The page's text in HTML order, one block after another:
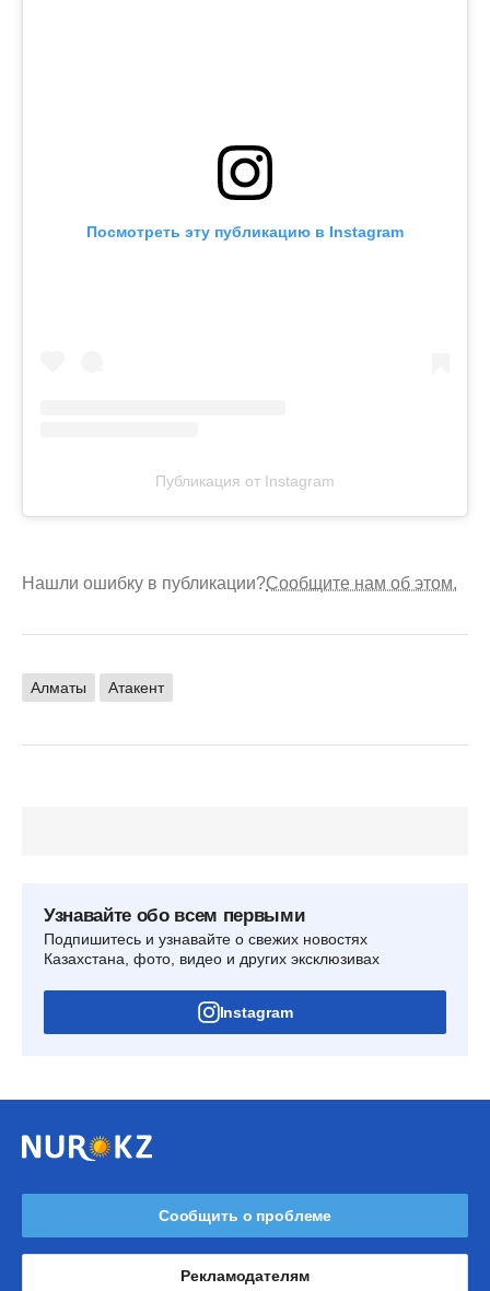
Посмотреть эту публикацию в Instagram
Публикация от Instagram
Нашли ошибку в публикации?Сообщите нам об этом.
Алматы Атакент
Узнавайте обо всем первыми
Подпишитесь и узнавайте о свежих новостях
Казахстана, фото, видео и других эксклюзивах
Instagram
Сообщить о проблеме
Рекламодателям